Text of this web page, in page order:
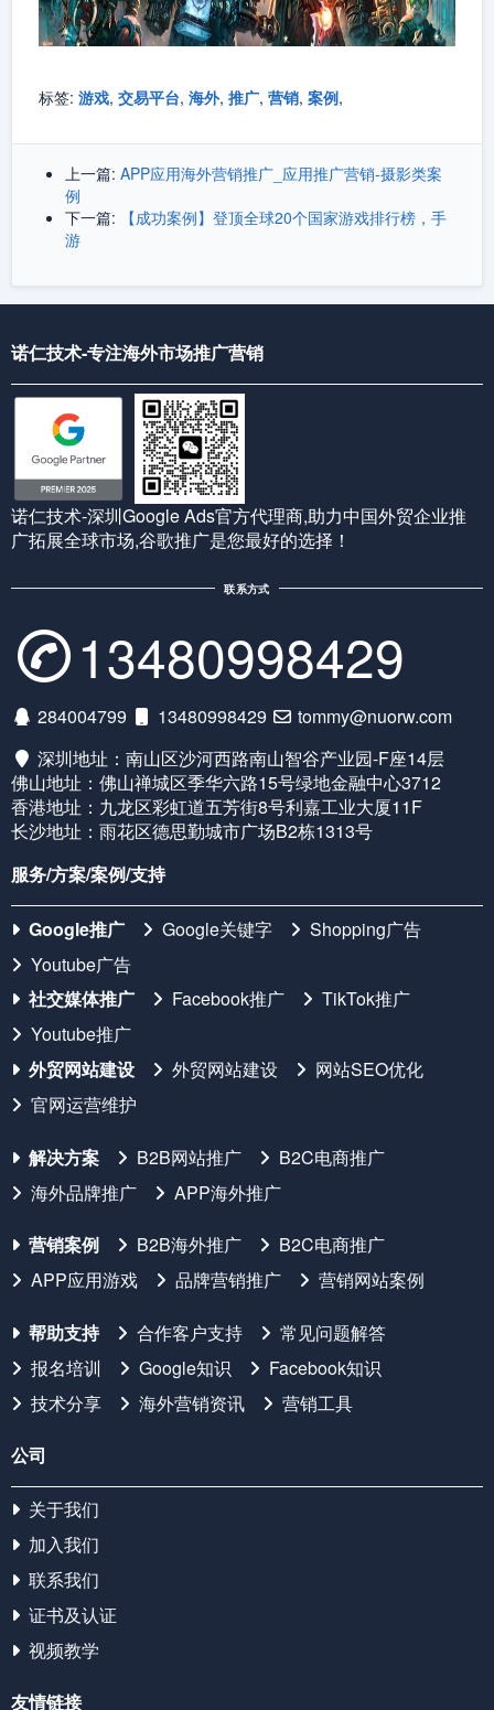
标签: 游戏, 交易平台, 海外, 推广, 营销, 案例,
上一篇: APP应用海外营销推广_应用推广营销-摄影类案
例
下一篇:
【成功案例】登顶全球20个国家游戏排行榜，手
游
诺仁技术-专注海外市场推广营销
诺仁技术-深圳Google Ads官方代理商,助力中国外贸企业推
广拓展全球市场,谷歌推广是您最好的选择！
联系方式
13480998429
284004799 13480998429
tommy@nuorw.com
深圳地址：南山区沙河西路南山智谷产业园-F座14层
佛山地址：佛山禅城区季华六路15号绿地金融中心3712
香港地址：九龙区彩虹道五芳街8号利嘉工业大厦11F
长沙地址：雨花区德思勤城市广场B2栋1313号
服务/方案/案例/支持
Google推广 Google关键字
Shopping广告
Youtube广告
社交媒体推广
Facebook推广
TikTok推广
Youtube推广
外贸网站建设
外贸网站建设
网站SEO优化
官网运营维护
解决方案 B2B网站推广
B2C电商推广
海外品牌推广
APP海外推广
营销案例 B2B海外推广
B2C电商推广
APP应用游戏
品牌营销推广 营销网站案例
帮助支持 合作客户支持
常见问题解答
报名培训
Google知识
Facebook知识
技术分享
海外营销资讯 营销工具
公司
关于我们
加入我们
联系我们
证书及认证
视频教学
友情链接